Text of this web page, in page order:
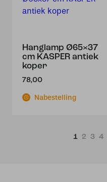
Hanglamp Ø65×37
cm KASPER antiek
koper
78,00
Nabestelling
1 2 3 4